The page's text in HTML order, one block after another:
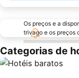
Os preços e a
trivago e os preços
Categorias de